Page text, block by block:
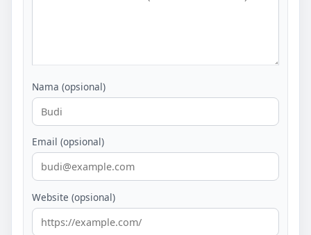
Nama (opsional)
Email (opsional)
Website (opsional)